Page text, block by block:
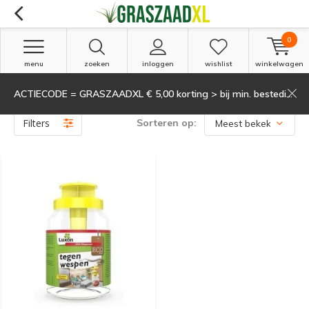
zoeken inloggen
menu wishlist winkelwagen
0
ACTIECODE = GRASZAADXL € 5,00 korting > bij min. besteding van 135,-
Producten getagd met lokdoos(1)
Filters Sorteren op: